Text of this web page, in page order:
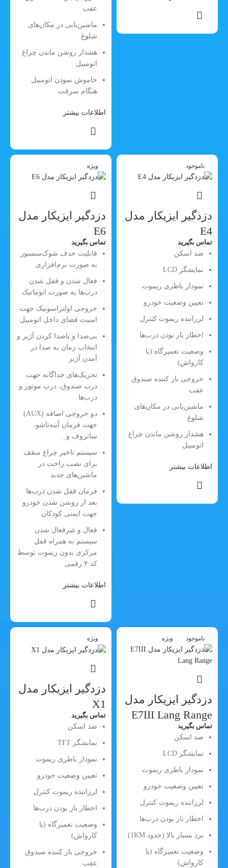
عقب
ماشین‌یابی در مکان‌های
شلوغ
هشدار روشن ماندن چراغ
اتومبیل
خاموش نمودن اتومبیل
هنگام سرقت
اطلاعات بیشتر
ناموجود
دزدگیر ایزیکار مدل
E4
تماس بگیرید
ضد اسکن
نمایشگر LCD
نمودار باطری ریموت
تعیین وضعیت خودرو
لرزاننده ریموت کنترل
اخطار باز بودن درب‌ها
وضعیت تعمیرگاه (یا
کارواش)
خروجی باز کننده صندوق
عقب
ماشین‌یابی در مکان‌های
شلوغ
هشدار روشن ماندن چراغ
اتومبیل
اطلاعات بیشتر
ویژه
دزدگیر ایزیکار مدل
E6
تماس بگیرید
قابلیت حذف شوک‌سنسور
به صورت نرم‌افزاری
فعال شدن و قفل شدن
درب‌ها به صورت اتوماتیک
خروجی اولتراسونیک جهت
امنیت فضای داخل اتومبیل
بی‌صدا و باصدا کردن آژیر و
انتخاب زمان به صدا در
آمدن آژیر
تحریک‌های جداگانه جهت
درب صندوق، درب موتور و
درب‌ها
دو خروجی اضافه (AUX)
جهت فرمان آینه‌تاشو،
سانروف و…
سیستم تاخیر چراغ سقف
برای نصب راحت در
ماشین‌های جدید
فرمان قفل شدن درب‌ها
بعد از روشن شدن خودرو
جهت ایمنی کودکان
فعال و غیرفعال شدن
سیستم به همراه قفل
مرکزی بدون ریموت توسط
کد ۴ رقمی
اطلاعات بیشتر
ناموجود ویژه
دزدگیر ایزیکار مدل
E7III Lang Range
تماس بگیرید
ضد اسکن
نمایشگر LCD
نمودار باطری ریموت
تعیین وضعیت خودرو
لرزاننده ریموت کنترل
اخطار باز بودن درب‌ها
برد بسیار بالا (حدود 1KM)
وضعیت تعمیرگاه (یا
کارواش)
ویژه
دزدگیر ایزیکار مدل
X1
تماس بگیرید
ضد اسکن
نمایشگر TFT
نمودار باطری ریموت
تعیین وضعیت خودرو
لرزاننده ریموت کنترل
اخطار باز بودن درب‌ها
وضعیت تعمیرگاه (یا
کارواش)
خروجی باز کننده صندوق
عقب